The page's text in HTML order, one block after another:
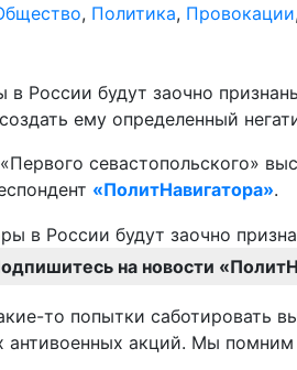
, Политика, Провокации,
в России будут заочно
ему определенный
севастопольского»
«ПолитНавигатора».
на новости
то попытки саботировать
антивоенных акций. Мы помним